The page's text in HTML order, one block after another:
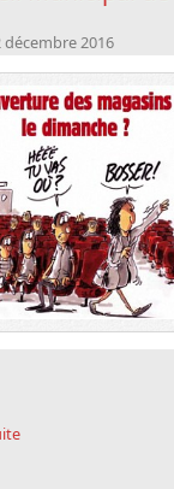
décembre 2016